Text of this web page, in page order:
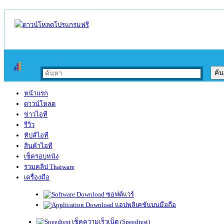
หน้าแรก
ดาวน์โหลด
ข่าวไอที
รีวิว
ทิปส์ไอที
สินค้าไอที
เช็ครอบหนัง
รวมคลิป Thaiware
เครื่องมือ
ซอฟต์แวร์
แอปพลิเคชันบนมือถือ
เช็คความเร็วเน็ต (Speedtest)